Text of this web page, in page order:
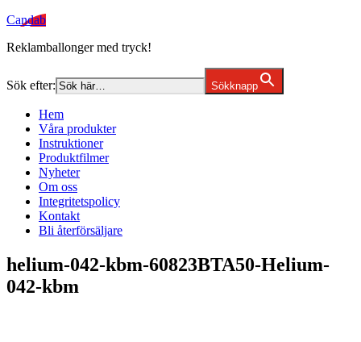
Candab
Reklamballonger med tryck!
Sök efter: Sökknapp
Hem
Våra produkter
Instruktioner
Produktfilmer
Nyheter
Om oss
Integritetspolicy
Kontakt
Bli återförsäljare
helium-042-kbm-60823BTA50-Helium-
042-kbm